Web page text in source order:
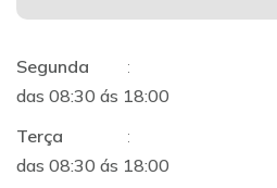
Segunda
:
das 08:30 ás 18:00
Terça
:
das 08:30 ás 18:00